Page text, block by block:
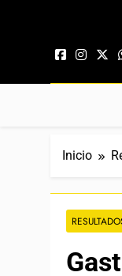
Inicio